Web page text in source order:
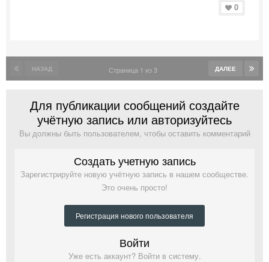
0
НАЗАД ДАЛЕЕ
Страница 1 из 3
Для публикации сообщений создайте
учётную запись или авторизуйтесь
Вы должны быть пользователем, чтобы оставить комментарий
Создать учетную запись
Зарегистрируйте новую учётную запись в нашем сообществе.
Это очень просто!
Регистрация нового пользователя
Войти
Уже есть аккаунт? Войти в систему.